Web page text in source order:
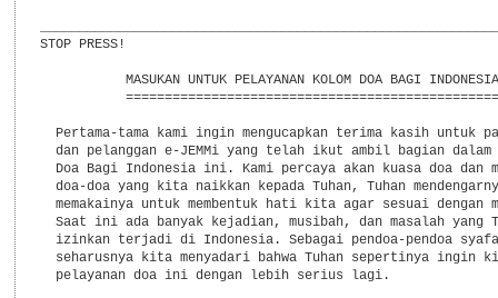
STOP PRESS!
           MASUKAN UNTUK PELAYANAN KOLOM DOA BAGI INDONESIA
           ================================================
Pertama-tama kami ingin mengucapkan terima kasih untuk
dan pelanggan e-JEMMi yang telah ikut ambil bagian dalam
Doa Bagi Indonesia ini. Kami percaya akan kuasa doa dan
doa-doa yang kita naikkan kepada Tuhan, Tuhan
memakainya untuk membentuk hati kita agar sesuai dengan
Saat ini ada banyak kejadian, musibah, dan masalah yang
izinkan terjadi di Indonesia. Sebagai pendoa-pendoa
seharusnya kita menyadari bahwa Tuhan sepertinya ingin
  pelayanan doa ini dengan lebih serius lagi.